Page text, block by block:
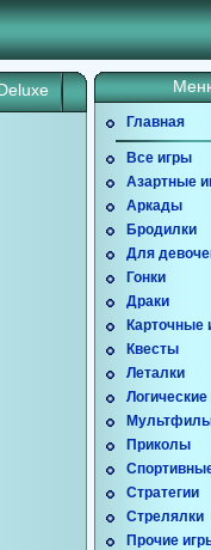
Главная
Все игры
Азартные
Аркады
Бродилки
Для
Гонки
Драки
Карточные
Квесты
Леталки
Приколы
Стратегии
Стрелялки
Прочие